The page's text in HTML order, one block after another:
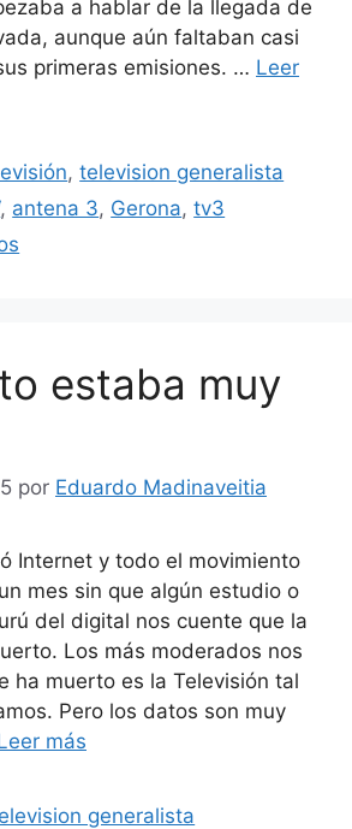
a hablar de la llegada de
aunque aún faltaban casi
primeras emisiones. … Leer
,television generalista
, antena 3, Gerona,tv3
estaba muy
por Eduardo Madinaveitia
Internet y todo el movimiento
mes sin que algún estudio o
del digital nos cuente que la
Los más moderados nos
ha muerto es la Televisión tal
Pero los datos son muy
más
generalista